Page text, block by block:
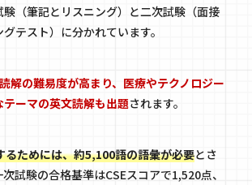
験（筆記とリスニング）と二次試験（面接
テスト）に分かれています。
解の難易度が高まり、医療やテクノロジー
テーマの英文読解も出題されます。
るためには、約5,100語の語彙が必要とさ
試験の合格基準はCSEスコアで1,520点、